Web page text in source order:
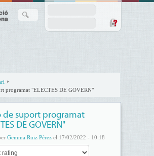
programat "ELECTES DE GOVERN"
de suport programat
DE GOVERN"
Gemma Ruiz Pérezel 17/02/2022 - 10:18